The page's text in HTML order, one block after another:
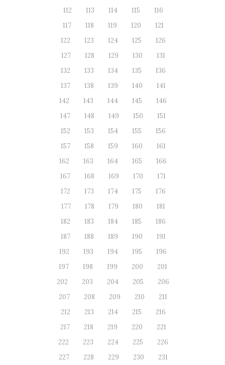
112
113 114 115
116
117
118 119 120
121
122
123 124 125
126
127
128 129 130
131
132
133 134 135
136
137
138 139 140
141
142
143 144 145
146
147
148 149 150
151
152
153 154 155
156
157
158 159 160
161
162
163 164 165
166
167
168 169 170
171
172
173 174 175
176
177
178 179 180
181
182
183 184 185
186
187
188 189 190
191
192
193 194 195
196
197
198 199 200
201
202
203 204 205
206
207
208 209 210
211
212
213 214 215
216
217
218 219 220
221
222
223 224 225
226
227
228 229 230
231